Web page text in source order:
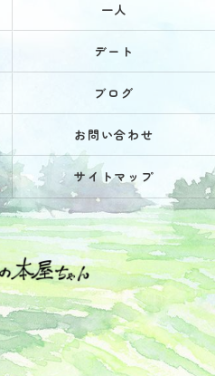
一人
デート
ブログ
お問い合わせ
サイトマップ